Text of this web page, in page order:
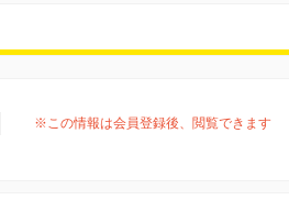
※この情報は会員登録後、閲覧できます